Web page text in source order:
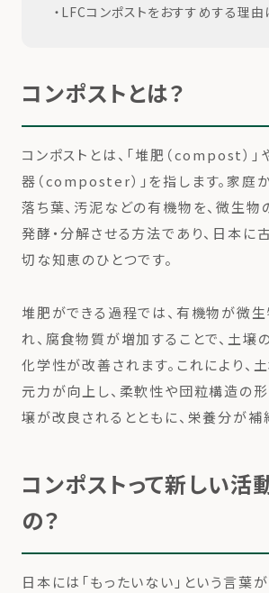
LFCコンポストをおすすめする理由
コンポストとは？
コンポストとは、「堆肥（compost）」
器（composter）」を指します。家庭
落ち葉、汚泥などの有機物を、微生物
発酵・分解させる方法であり、日本に
切な知恵のひとつです。
堆肥ができる過程では、有機物が微生
れ、腐食物質が増加することで、土壌
化学性が改善されます。これにより、
元力が向上し、柔軟性や団粒構造の
壌が改良されるとともに、栄養分が補
コンポストって新しい活
の？
日本には「もったいない」という言葉